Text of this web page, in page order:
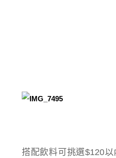
搭配飲料可挑選$120